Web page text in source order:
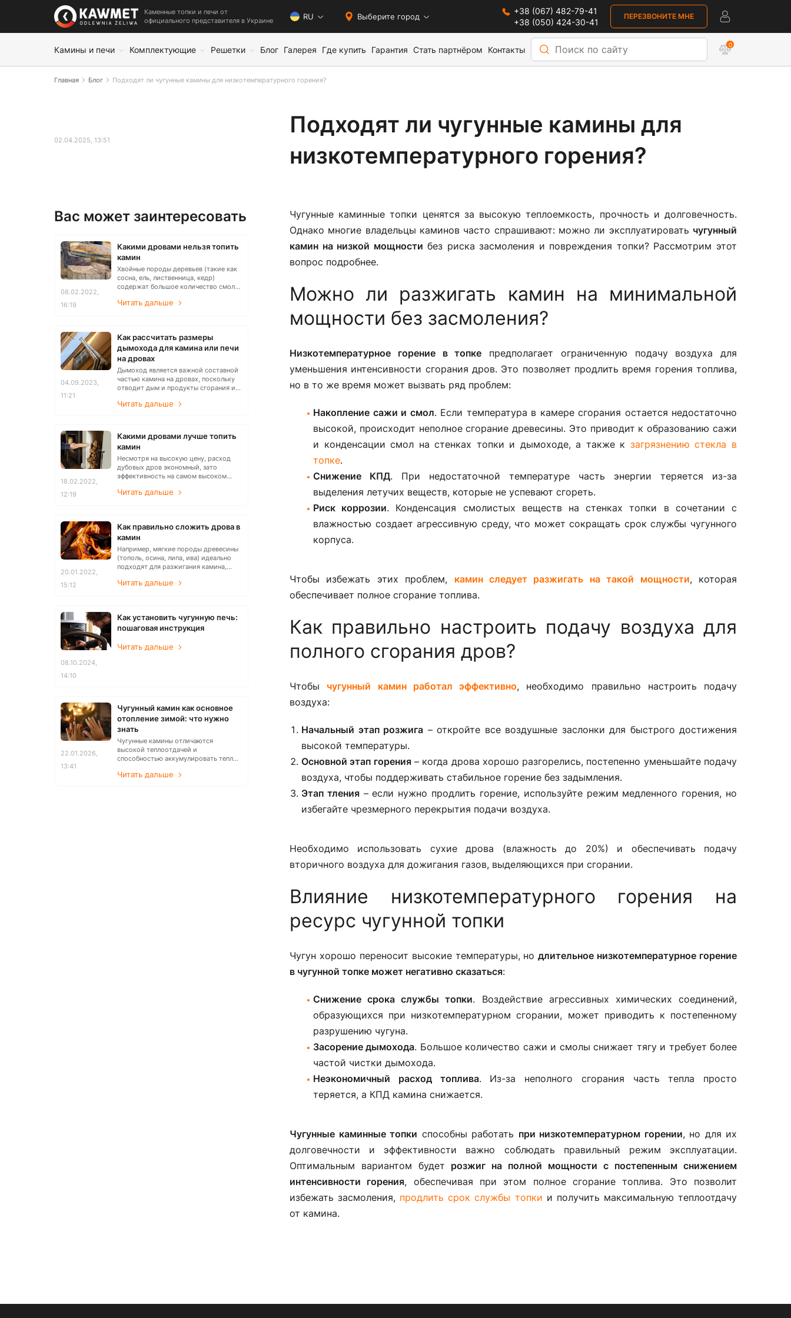
Каменные топки и печи от
официального представителя в Украине
RU Выберите город
+38 (067) 482-79-41
+38 (050) 424-30-41
ПЕРЕЗВОНИТЕ МНЕ
Камины и печи Комплектующие Решетки Блог Галерея Где купить Гарантия Стать партнёром Контакты 0
Главная Блог Подходят ли чугунные камины для низкотемпературного горения?
Подходят ли чугунные камины для
низкотемпературного горения?
02.04.2025, 13:51
Вас может заинтересовать
08.02.2022,
16:19
Какими дровами нельзя топить
камин
Хвойные породы деревьев (такие как
сосна, ель, лиственница, кедр)
содержат большое количество смолы.
горения и выделяет характерный
загрязняет стекло топки. Из-за своей
смолистости сосновые дрова могут
потрескивать и даже стрелять.
Читать дальше
04.09.2023,
11:21
Как рассчитать размеры
дымохода для камина или печи
на дровах
Дымоход является важной составной
частью камина на дровах, поскольку
отводит дым и продукты сгорания из
дымохода обеспечивает безопасность,
камина. В этой статье мы рассмотрим
некоторые критерии, которые
помогут вам рассчитать правильный
размер дымохода для вашего камина
на дровах.
Читать дальше
18.02.2022,
12:19
Какими дровами лучше топить
камин
Несмотря на высокую цену, расход
дубовых дров экономный, зато
эффективность на самом высоком
Читать дальше
20.01.2022,
15:12
Как правильно сложить дрова в
камин
Например, мягкие породы древесины
(тополь, осина, липа, ива) идеально
подходят для разжигания камина,
длительное горение. А дрова твердой
жаром.
Читать дальше
08.10.2024,
14:10
Как установить чугунную печь:
пошаговая инструкция
Читать дальше
22.01.2026,
13:41
Чугунный камин как основное
отопление зимой: что нужно
знать
Чугунные камины отличаются
высокой теплоотдачей и
способностью аккумулировать тепло,
источником отопления.
Читать дальше
Чугунные каминные топки ценятся за высокую теплоемкость, прочность и долговечность.
Однако многие владельцы каминов часто спрашивают: можно ли эксплуатировать чугунный
камин на низкой мощности без риска засмоления и повреждения топки? Рассмотрим этот
вопрос подробнее.
Можно ли разжигать камин на минимальной
мощности без засмоления?
Низкотемпературное горение в топке предполагает ограниченную подачу воздуха для
уменьшения интенсивности сгорания дров. Это позволяет продлить время горения топлива,
но в то же время может вызвать ряд проблем:
Накопление сажи и смол. Если температура в камере сгорания остается недостаточно
высокой, происходит неполное сгорание древесины. Это приводит к образованию сажи
и конденсации смол на стенках топки и дымоходе, а также к загрязнению стекла в
топке.
Снижение КПД. При недостаточной температуре часть энергии теряется из-за
выделения летучих веществ, которые не успевают сгореть.
Риск коррозии. Конденсация смолистых веществ на стенках топки в сочетании с
влажностью создает агрессивную среду, что может сокращать срок службы чугунного
корпуса.
Чтобы избежать этих проблем, камин следует разжигать на такой мощности, которая
обеспечивает полное сгорание топлива.
Как правильно настроить подачу воздуха для
полного сгорания дров?
Чтобы чугунный камин работал эффективно, необходимо правильно настроить подачу
воздуха:
Начальный этап розжига – откройте все воздушные заслонки для быстрого достижения
высокой температуры.
Основной этап горения– когда дрова хорошо разгорелись, постепенно уменьшайте подачу
воздуха, чтобы поддерживать стабильное горение без задымления.
Этап тления– если нужно продлить горение, используйте режим медленного горения, но
избегайте чрезмерного перекрытия подачи воздуха.
Необходимо использовать сухие дрова (влажность до 20%) и обеспечивать подачу
вторичного воздуха для дожигания газов, выделяющихся при сгорании.
Влияние низкотемпературного горения на
ресурс чугунной топки
Чугун хорошо переносит высокие температуры, нодлительное низкотемпературное горение
в чугунной топке может негативно сказаться:
Снижение срока службы топки. Воздействие агрессивных химических соединений,
образующихся при низкотемпературном сгорании, может приводить к постепенному
разрушению чугуна.
Засорение дымохода. Большое количество сажи и смолы снижает тягу и требует более
частой чистки дымохода.
Неэкономичный расход топлива. Из-за неполного сгорания часть тепла просто
теряется, а КПД камина снижается.
Чугунные каминные топки способны работать при низкотемпературном горении, но для их
долговечности и эффективности важно соблюдать правильный режим эксплуатации.
Оптимальным вариантом будет розжиг на полной мощности с постепенным снижением
интенсивности горения, обеспечивая при этом полное сгорание топлива. Это позволит
избежать засмоления, продлить срок службы топки и получить максимальную теплоотдачу
от камина.